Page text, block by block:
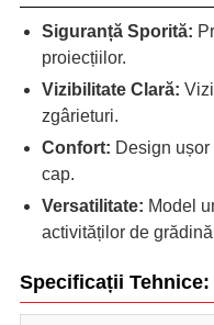
Siguranță Sporită:
proiecțiilor.
Vizibilitate Clară:
zgârieturi.
Confort: Design
cap.
Versatilitate: Model
activităților de
Specificații Tehnice: